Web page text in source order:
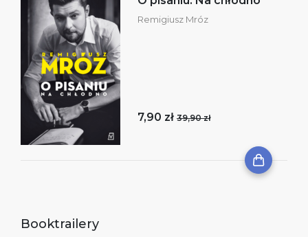
Remigiusz Mróz
7,90 zł 39,90 zł
Booktrailery